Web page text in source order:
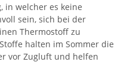
in welcher es keine
sein, sich bei der
Thermostoff zu
halten im Sommer die
vor Zugluft und helfen